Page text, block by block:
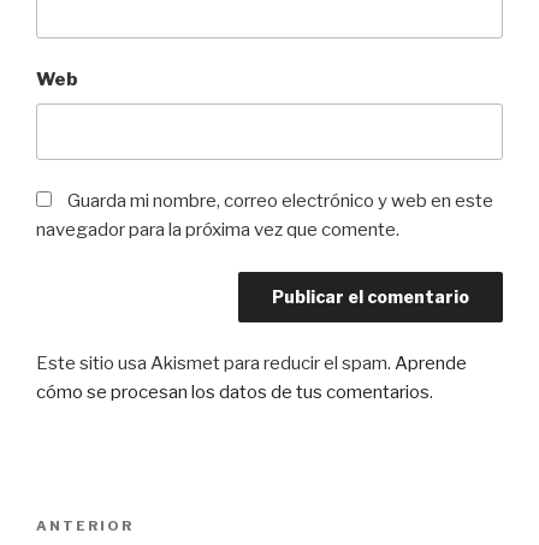
Web
Guarda mi nombre, correo electrónico y web en este
navegador para la próxima vez que comente.
Este sitio usa Akismet para reducir el spam. Aprende
cómo se procesan los datos de tus comentarios.
Entrada
ANTERIOR